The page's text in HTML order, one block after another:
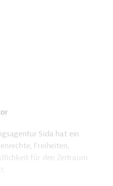
Sida hat ein
Freiheiten,
für den Zeitraum